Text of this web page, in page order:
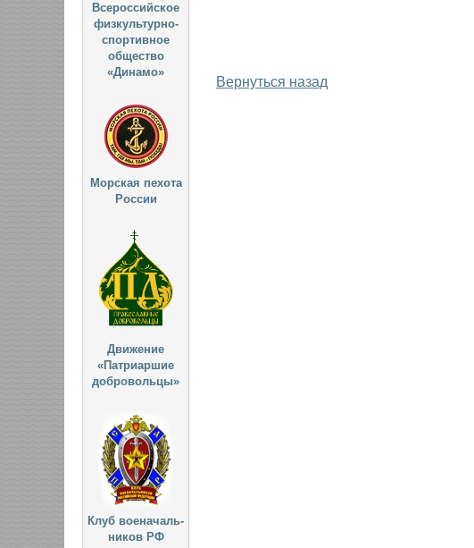
Вернуться назад
Всероссийское
физкультурно-
спортивное
общество
«Динамо»
Морская пехота
России
Движение
«Патриаршие
добровольцы»
Клуб военачаль-
ников РФ